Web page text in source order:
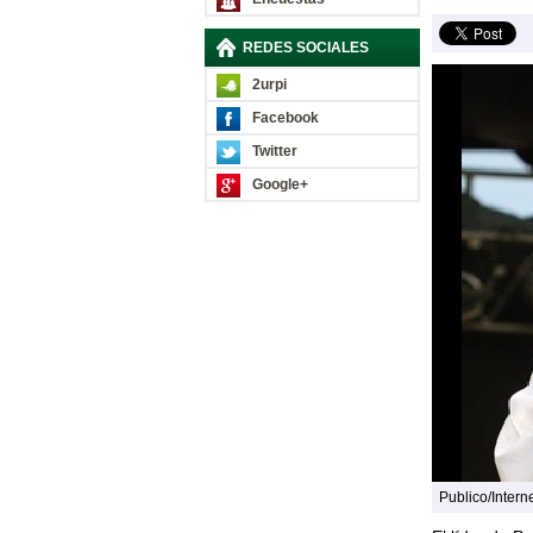
REDES SOCIALES
2urpi
Facebook
Twitter
Google+
Publico/